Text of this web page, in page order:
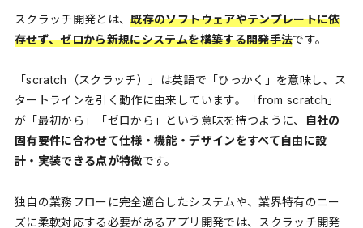
スクラッチ開発とは、既存のソフトウェアやテンプレートに依
存せず、ゼロから新規にシステムを構築する開発手法です。
「scratch（スクラッチ）」は英語で「ひっかく」を意味し、ス
タートラインを引く動作に由来しています。「from scratch」
が「最初から」「ゼロから」という意味を持つように、
自社の
固有要件に合わせて仕様・機能・デザインをすべて自由に設
計・実装できる点が特徴です。
独自の業務フローに完全適合したシステムや、業界特有のニー
ズに柔軟対応する必要があるアプリ開発では、スクラッチ開発